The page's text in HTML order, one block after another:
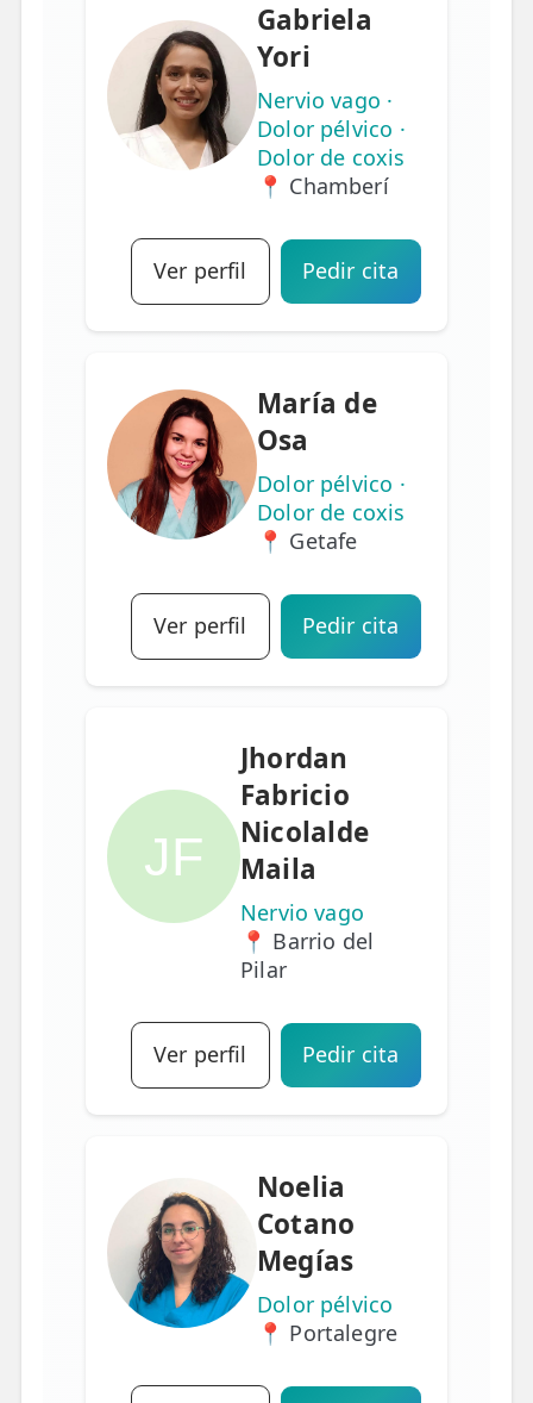
Gabriela
Yori
Nervio vago ·
Dolor pélvico ·
Dolor de coxis
📍 Chamberí
Ver perfil Pedir cita
María de
Osa
Dolor pélvico ·
Dolor de coxis
📍 Getafe
Ver perfil Pedir cita
JF
Jhordan
Fabricio
Nicolalde
Maila
Nervio vago
📍 Barrio del
Pilar
Ver perfil Pedir cita
Noelia
Cotano
Megías
Dolor pélvico
📍 Portalegre